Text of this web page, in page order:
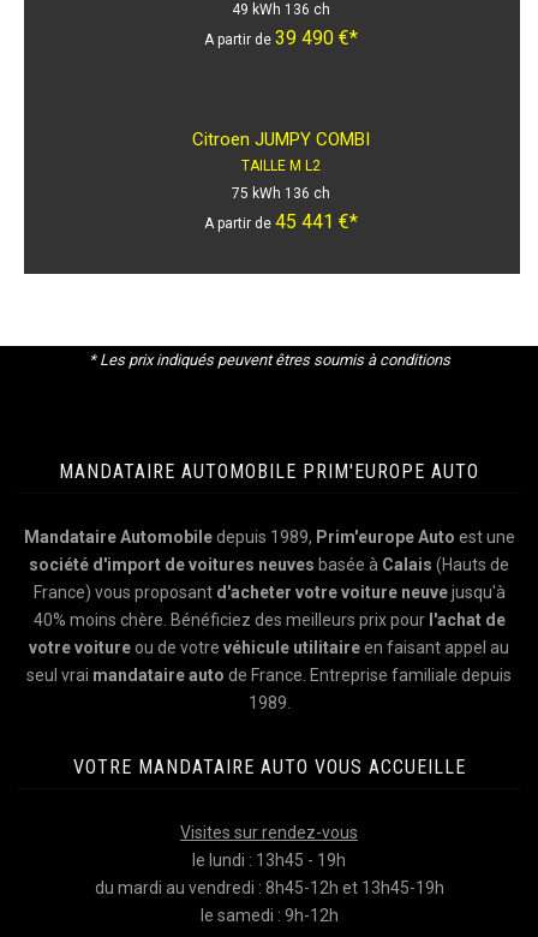
49 kWh 136 ch
A partir de 39 490 €*
Citroen JUMPY COMBI
TAILLE M L2
75 kWh 136 ch
A partir de 45 441 €*
* Les prix indiqués peuvent êtres soumis à conditions
MANDATAIRE AUTOMOBILE PRIM'EUROPE AUTO
Mandataire Automobiledepuis 1989, Prim'europe Auto est une
société d'import de voitures neuves basée à Calais (Hauts de
France) vous proposant d'acheter votre voiture neuvejusqu'à
40% moins chère. Bénéficiez des meilleurs prix pour l'achat de
votre voitureou de votre véhicule utilitaireen faisant appel au
seul vrai mandataire auto de France. Entreprise familiale depuis
1989.
VOTRE MANDATAIRE AUTO VOUS ACCUEILLE
Visites sur rendez-vous
le lundi : 13h45 - 19h
du mardi au vendredi : 8h45-12h et 13h45-19h
le samedi : 9h-12h